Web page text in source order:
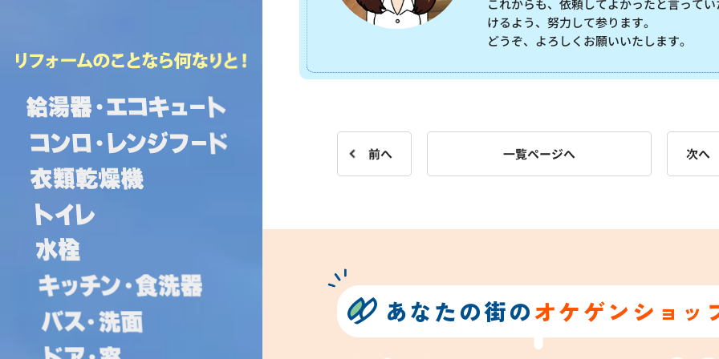
これからも、依頼してよかったと言ってい
けるよう、努力して参ります。
どうぞ、よろしくお願いいたします。
前へ 一覧ページへ 次へ
あなたの街のオケゲンショッ